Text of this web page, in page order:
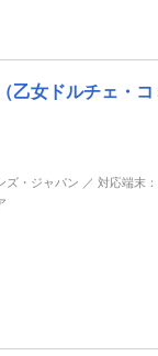
乙女ドルチェ・
・ジャパン ／ 対応端末